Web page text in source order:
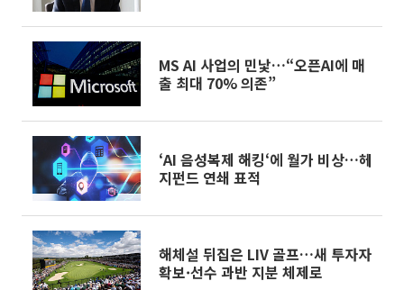
MS AI 사업의 민낯…“오픈AI에 매
출 최대 70% 의존”
‘AI 음성복제 해킹‘에 월가 비상…헤
지펀드 연쇄 표적
해체설 뒤집은 LIV 골프…새 투자자
확보·선수 과반 지분 체제로